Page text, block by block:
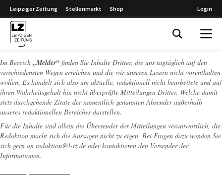
Leipziger Zeitung Stellenmarkt Shop Login
Im Bereich „Melder“ finden Sie Inhalte Dritter, die uns tagtäglich auf den
verschiedensten Wegen erreichen und die wir unseren Lesern nicht vorenthalten
wollen. Es handelt sich also um aktuelle, redaktionell nicht bearbeitete und auf
ihren Wahrheitsgehalt hin nicht überprüfte Mitteilungen Dritter. Welche damit
stets durchgehende Zitate der namentlich genannten Absender außerhalb
unseres redaktionellen Bereiches darstellen.
Für die Inhalte sind allein die Übersender der Mitteilungen verantwortlich, die
Redaktion macht sich die Aussagen nicht zu eigen. Bei Fragen dazu wenden Sie
sich gern an redaktion@l-iz.de oder kontaktieren den Versender der
Informationen.